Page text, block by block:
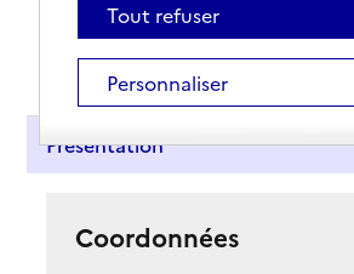
Présentation
Coordonnées
Tout refuser
Personnaliser